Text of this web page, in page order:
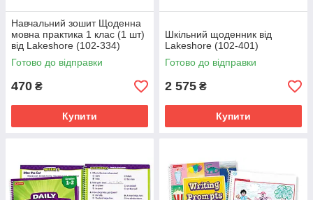
Навчальний зошит Щоденна
мовна практика 1 клас (1 шт)
від Lakeshore (102-334)
Готово до відправки
470 ₴
Купити
Шкільний щоденник від
Lakeshore (102-401)
Готово до відправки
2 575 ₴
Купити